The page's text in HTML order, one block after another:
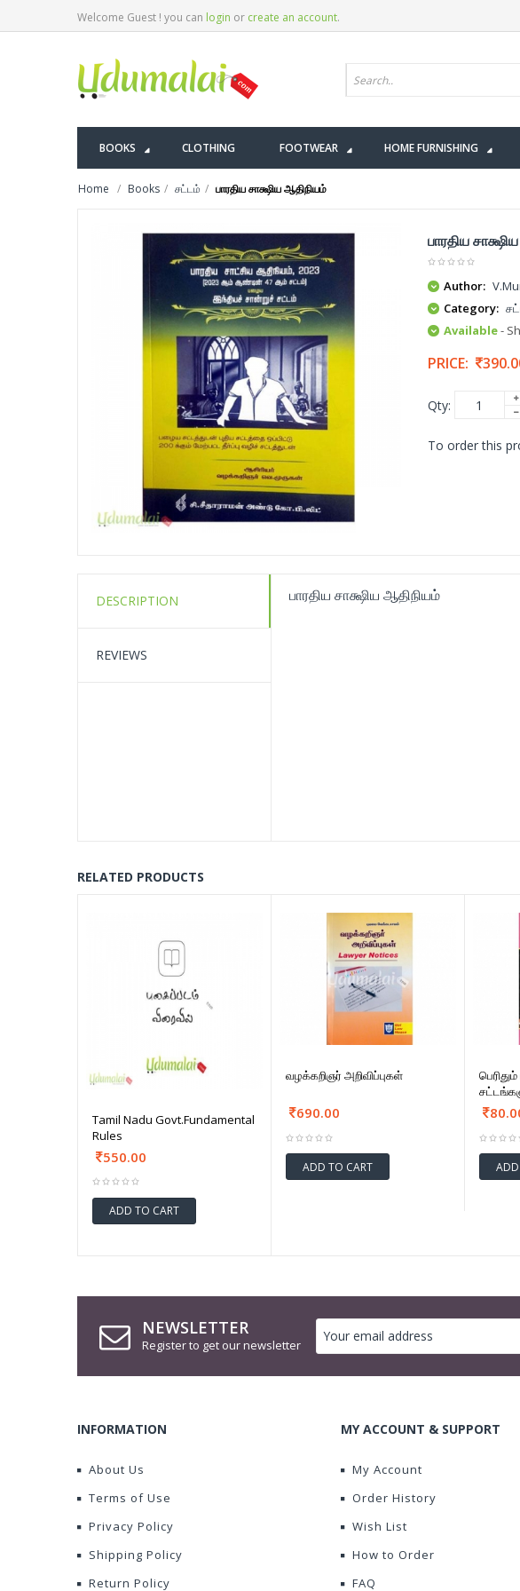
Welcome Guest ! you can login or create an account.
BOOKS CLOTHING FOOTWEAR HOME FURNISHING
Home Books சட்டம் பாரதிய சாக்ஷிய ஆதிநியம்
பாரதிய
Author:
Category:
Available-
PRICE:
Qty:
To order this
DESCRIPTION
REVIEWS
பாரதிய சாக்ஷிய ஆதிநியம்
RELATED PRODUCTS
Tamil Nadu Govt.Fundamental
Rules
550.00
ADD TO CART
வழக்கறிஞர் அறிவிப்புகள்
690.00
ADD TO CART
NEWSLETTER
Register to get our newsletter
INFORMATION
About Us
Terms of Use
Privacy Policy
Shipping Policy
Return Policy
MY ACCOUNT & SUPPORT
My Account
Order History
Wish List
How to Order
FAQ